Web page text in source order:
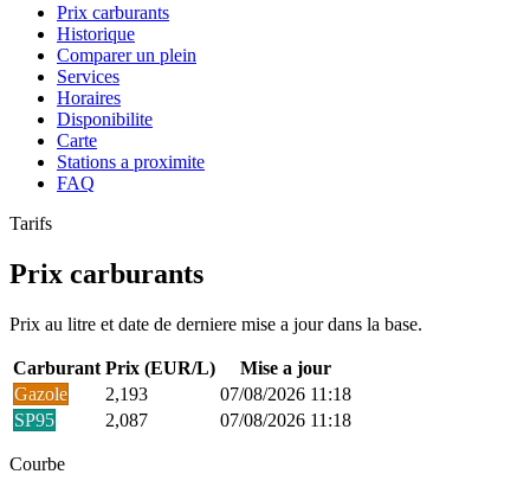
Prix carburants
Historique
Comparer un plein
Services
Horaires
Disponibilite
Carte
Stations a proximite
FAQ
Tarifs
Prix carburants
Prix au litre et date de derniere mise a jour dans la base.
Carburant Prix (EUR/L)
Mise a jour
Gazole
2,193
07/08/2026 11:18
SP95
2,087 07/08/2026 11:18
Courbe